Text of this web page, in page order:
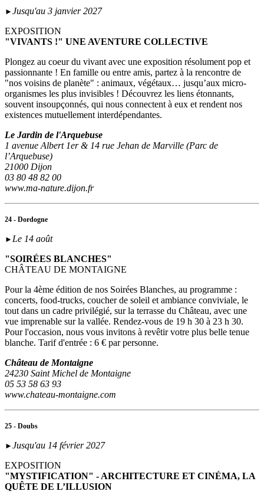
► Jusqu'au 3 janvier 2027
EXPOSITION
"VIVANTS !" UNE AVENTURE COLLECTIVE
Plongez au coeur du vivant avec une exposition résolument pop et
passionnante ! En famille ou entre amis, partez à la rencontre de
"nos voisins de planète" : animaux, végétaux… jusqu’aux micro-
organismes les plus invisibles ! Découvrez les liens étonnants,
souvent insoupçonnés, qui nous connectent à eux et rendent nos
existences mutuellement interdépendantes.
Le Jardin de l'Arquebuse
1 avenue Albert 1er & 14 rue Jehan de Marville (Parc de
l’Arquebuse)
21000 Dijon
03 80 48 82 00
www.ma-nature.dijon.fr
24 - Dordogne
► Le 14 août
"SOIRÉES BLANCHES"
CHÂTEAU DE MONTAIGNE
Pour la 4ème édition de nos Soirées Blanches, au programme :
concerts, food-trucks, coucher de soleil et ambiance conviviale, le
tout dans un cadre privilégié, sur la terrasse du Château, avec une
vue imprenable sur la vallée. Rendez-vous de 19 h 30 à 23 h 30.
Pour l'occasion, nous vous invitons à revêtir votre plus belle tenue
blanche. Tarif d'entrée : 6 € par personne.
Château de Montaigne
24230 Saint Michel de Montaigne
05 53 58 63 93
www.chateau-montaigne.com
25 - Doubs
► Jusqu'au 14 février 2027
EXPOSITION
"MYSTIFICATION" - ARCHITECTURE ET CINÉMA, LA
QUÊTE DE L’ILLUSION